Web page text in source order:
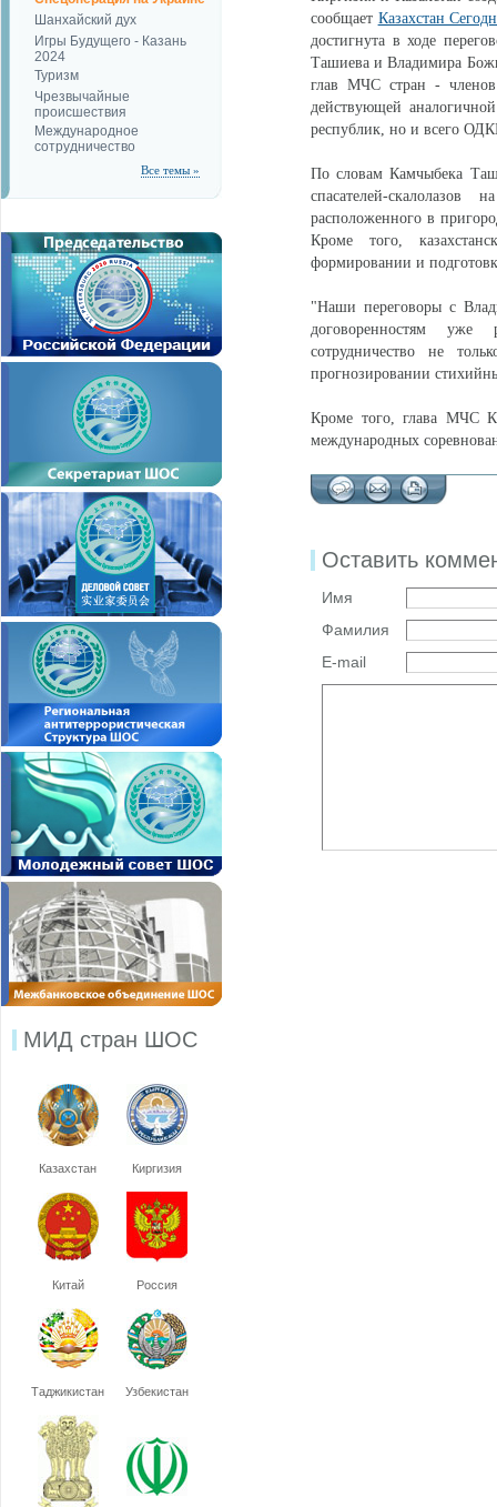
Шанхайский дух
Игры Будущего - Казань
2024
Туризм
Чрезвычайные
происшествия
Международное
сотрудничество
Все темы »
МИД стран ШОС
Казахстан Киргизия
Китай Россия
Таджикистан Узбекистан
сообщает Казахстан
достигнута в ходе
Ташиева и Владимира
глав МЧС стран - членов
действующей
республик, но и всего
По словам Камчыбека
спасателей-
расположенного в
Кроме того,
формировании и
"Наши переговоры с
договоренностям уже
сотрудничество не
прогнозировании
Кроме того, глава МЧС
международных
Оставить
Имя
Фамилия
E-mail